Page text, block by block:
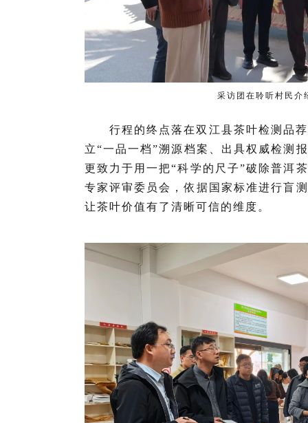
采访团在聆听村民介
行程的终点落在双江县茶叶检测品
立“一品一档”溯源档案、出具权威检测
更致力于用一把“科学的尺子”破除普洱
专家评审委员会，依据国家标准进行盲
让茶叶价值有了清晰可信的维度。